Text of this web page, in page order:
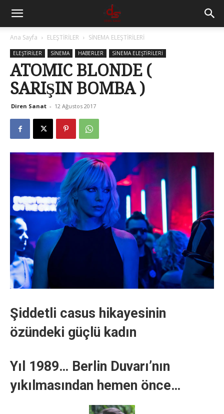
Ana Sayfa ELEŞTİRİLER SİNEMA ELEŞTİRİLERİ
ELEŞTİRİLER SİNEMA HABERLER SİNEMA ELEŞTİRİLERİ
ATOMIC BLONDE (
SARIŞIN BOMBA )
Diren Sanat - 12 Ağustos 2017
Şiddetli casus hikayesinin
özündeki güçlü kadın
Yıl 1989… Berlin Duvarı’nın
yıkılmasından hemen önce…